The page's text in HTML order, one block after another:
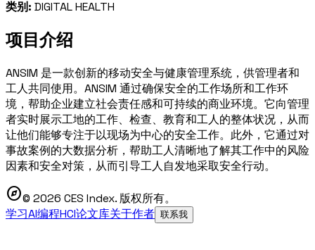
类别: DIGITAL HEALTH
项目介绍
ANSIM 是一款创新的移动安全与健康管理系统，供管理者和
工人共同使用。ANSIM 通过确保安全的工作场所和工作环
境，帮助企业建立社会责任感和可持续的商业环境。它向管理
者实时展示工地的工作、检查、教育和工人的整体状况，从而
让他们能够专注于以现场为中心的安全工作。此外，它通过对
事故案例的大数据分析，帮助工人清晰地了解其工作中的风险
因素和安全对策，从而引导工人自发地采取安全行动。
explore© 2026 CES Index. 版权所有。
学习AI编程HCI论文库关于作者 联系我